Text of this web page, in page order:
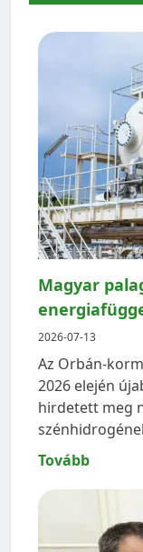
Magyar
2026-07-13
Az Orbán-
2026 elején
hirdetett meg
Tovább